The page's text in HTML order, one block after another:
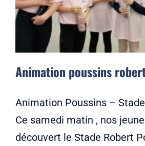
Animation poussins
Animation Poussins –
Ce samedi matin , nos
découvert le Stade Robert